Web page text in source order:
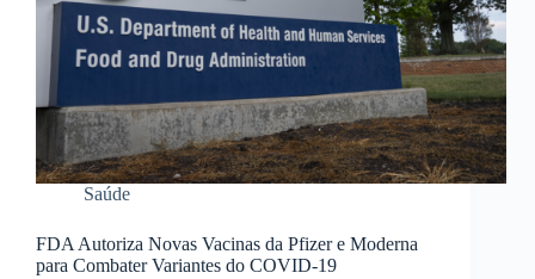
Saúde
FDA Autoriza Novas Vacinas da Pfizer e Moderna
para Combater Variantes do COVID-19